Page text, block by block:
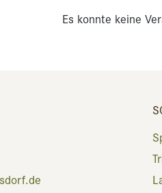
Es konnte keine